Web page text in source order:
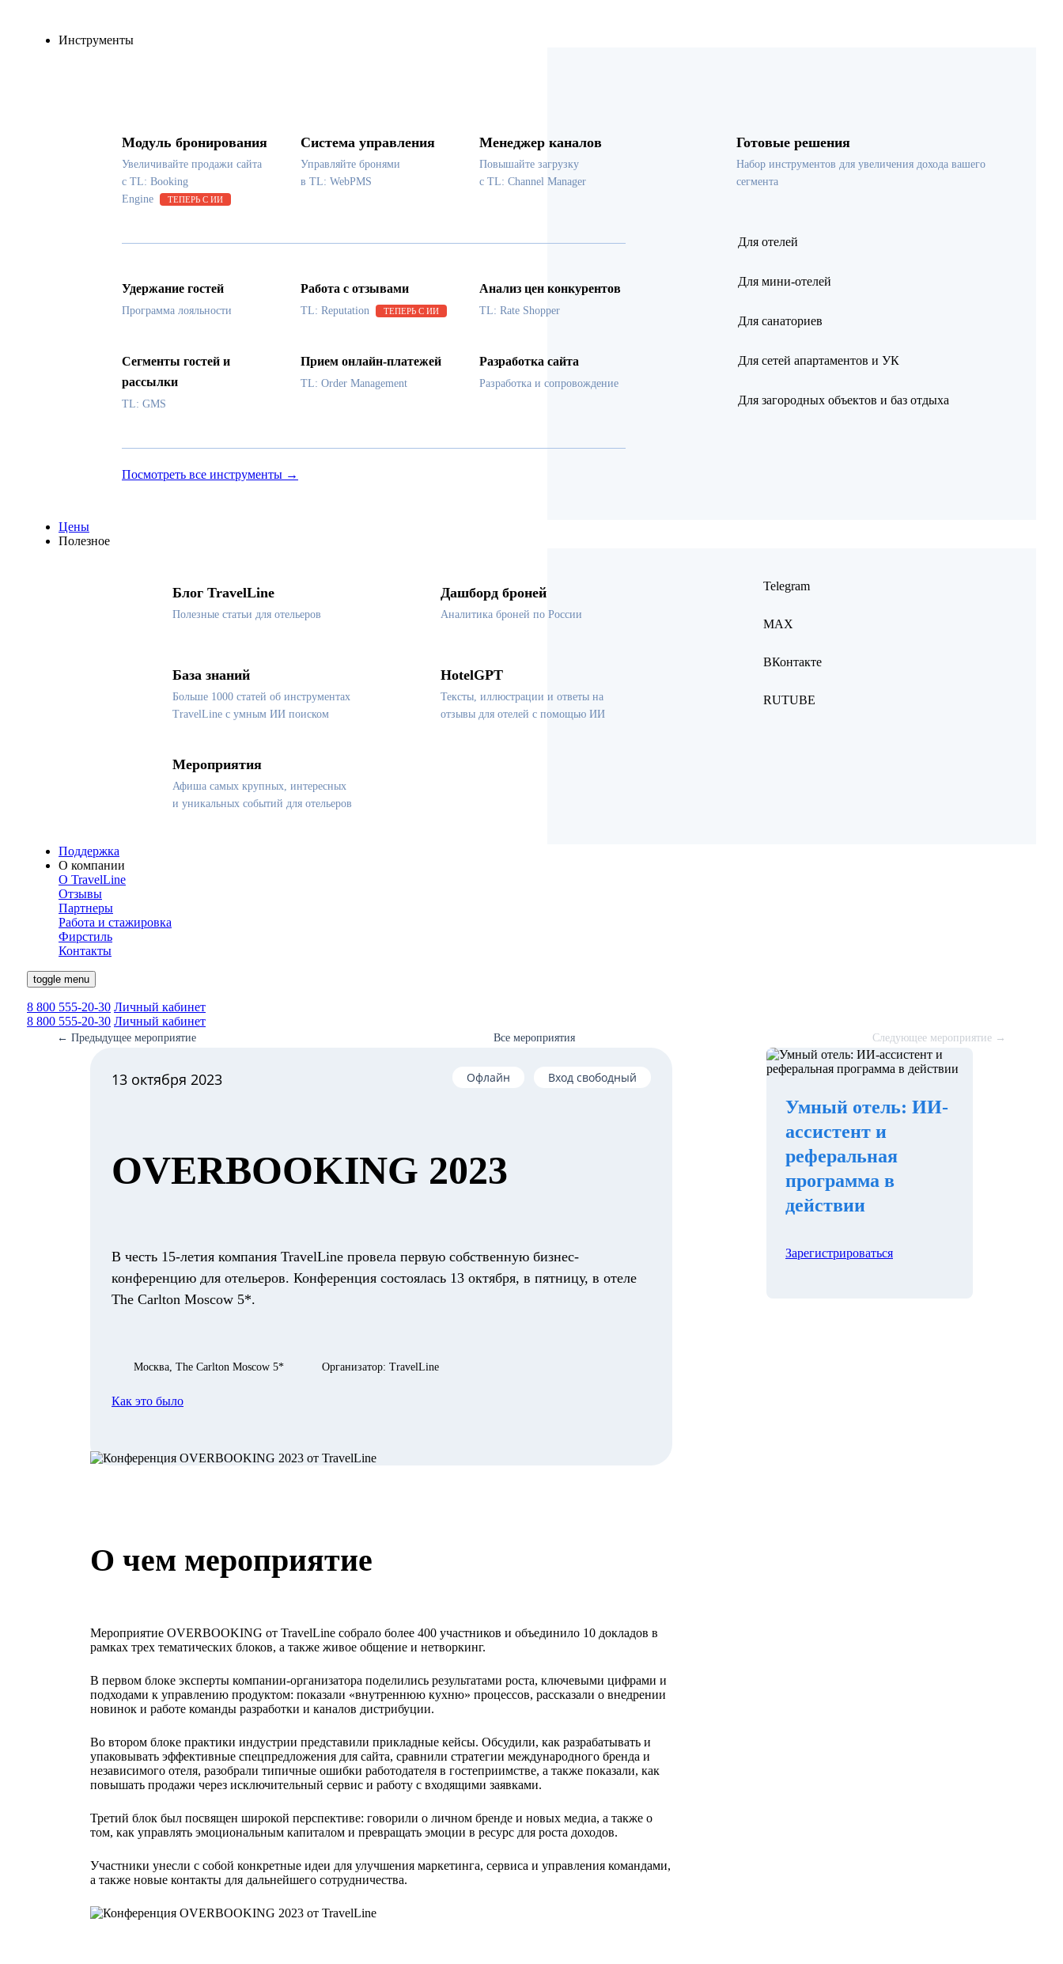
Инструменты
Модуль бронирования
Увеличивайте продажи сайта
с TL: Booking
Engine
ТЕПЕРЬ С ИИ
Система управления
Управляйте бронями
в TL: WebPMS
Менеджер каналов
Повышайте загрузку
с TL: Channel Manager
Удержание гостей
Программа лояльности
Работа с отзывами
TL: Reputation ТЕПЕРЬ С ИИ
Анализ цен конкурентов
TL: Rate Shopper
Сегменты гостей и
рассылки
TL: GMS
Прием онлайн-платежей
TL: Order Management
Разработка сайта
Разработка и сопровождение
Посмотреть все инструменты →
Готовые решения
Набор инструментов для увеличения дохода вашего
сегмента
Для отелей
Для мини-отелей
Для санаториев
Для сетей апартаментов и УК
Для загородных объектов и баз отдыха
Цены
Полезное
Блог TravelLine
Полезные статьи для отельеров
Дашборд броней
Аналитика броней по России
База знаний
Больше 1000 статей об инструментах
TravelLine с умным ИИ поиском
HotelGPT
Тексты, иллюстрации и ответы на
отзывы для отелей с помощью ИИ
Мероприятия
Афиша самых крупных, интересных
и уникальных событий для отельеров
Telegram
MAX
ВКонтакте
RUTUBE
Поддержка
О компании
О TravelLine
Отзывы
Партнеры
Работа и стажировка
Фирстиль
Контакты
toggle menu
8 800 555-20-30 Личный кабинет
8 800 555-20-30 Личный кабинет
← Предыдущее мероприятие Все мероприятия Следующее мероприятие →
13 октября 2023 Офлайн Вход свободный
OVERBOOKING 2023
В честь 15-летия компания TravelLine провела первую собственную бизнес-
конференцию для отельеров. Конференция состоялась 13 октября, в пятницу, в отеле
The Carlton Moscow 5*.
Москва, The Carlton Moscow 5* Организатор: TravelLine
Как это было
О чем мероприятие
Мероприятие OVERBOOKING от TravelLine собрало более 400 участников и объединило 10 докладов в
рамках трех тематических блоков, а также живое общение и нетворкинг.
В первом блоке эксперты компании‑организатора поделились результатами роста, ключевыми цифрами и
подходами к управлению продуктом: показали «внутреннюю кухню» процессов, рассказали о внедрении
новинок и работе команды разработки и каналов дистрибуции.
Во втором блоке практики индустрии представили прикладные кейсы. Обсудили, как разрабатывать и
упаковывать эффективные спецпредложения для сайта, сравнили стратегии международного бренда и
независимого отеля, разобрали типичные ошибки работодателя в гостеприимстве, а также показали, как
повышать продажи через исключительный сервис и работу с входящими заявками.
Третий блок был посвящен широкой перспективе: говорили о личном бренде и новых медиа, а также о
том, как управлять эмоциональным капиталом и превращать эмоции в ресурс для роста доходов.
Участники унесли с собой конкретные идеи для улучшения маркетинга, сервиса и управления командами,
а также новые контакты для дальнейшего сотрудничества.
Умный отель: ИИ-
ассистент и
реферальная
программа в
действии
Зарегистрироваться